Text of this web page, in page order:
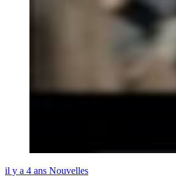
il y a 4 ans Nouvelles